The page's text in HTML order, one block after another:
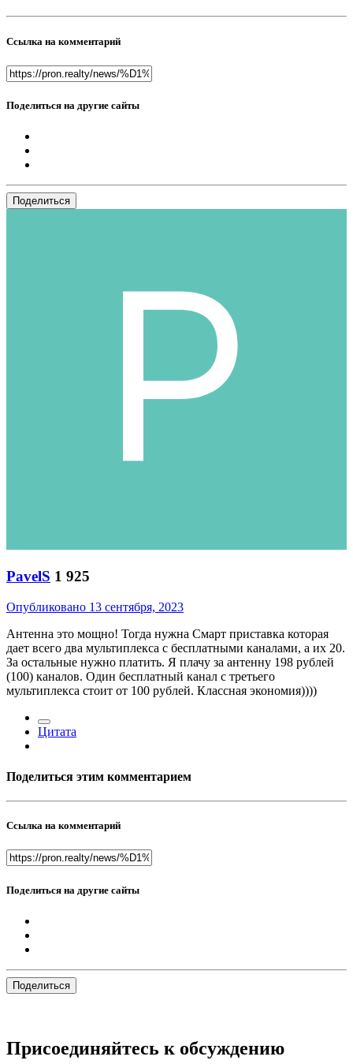
Ссылка на комментарий
Поделиться на другие сайты
Поделиться
PavelS 1 925
Опубликовано 13 сентября, 2023
Антенна это мощно! Тогда нужна Смарт приставка которая
дает всего два мультиплекса с бесплатными каналами, а их 20.
За остальные нужно платить. Я плачу за антенну 198 рублей
(100) каналов. Один бесплатный канал с третьего
мультиплекса стоит от 100 рублей. Классная экономия))))
Цитата
Поделиться этим комментарием
Ссылка на комментарий
Поделиться на другие сайты
Поделиться
Присоединяйтесь к обсуждению